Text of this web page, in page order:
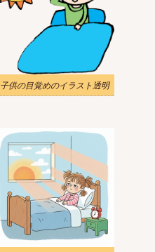
子供の目覚めのイラスト透明